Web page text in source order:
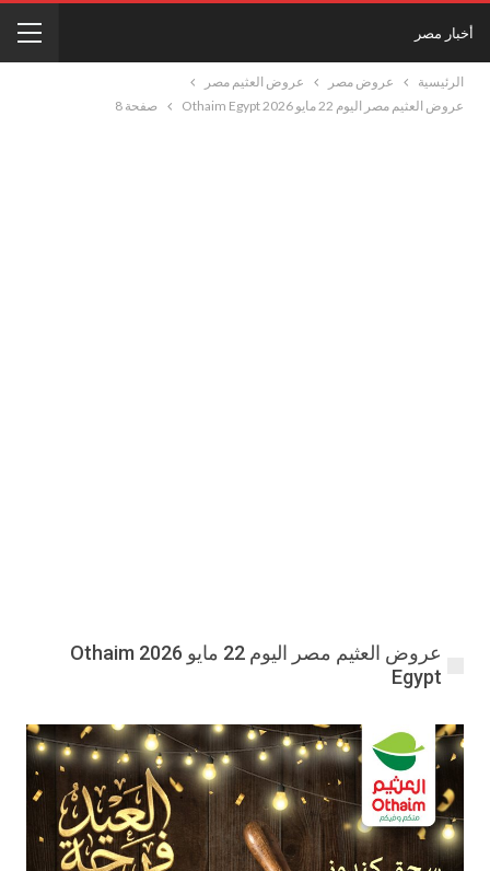
أخبار مصر
الرئيسية عروض مصر
عروض العثيم مصر
عروض العثيم مصر اليوم 22 مايو 2026 Othaim Egypt
صفحة 8
عروض العثيم مصر اليوم 22 مايو 2026 Othaim
Egypt